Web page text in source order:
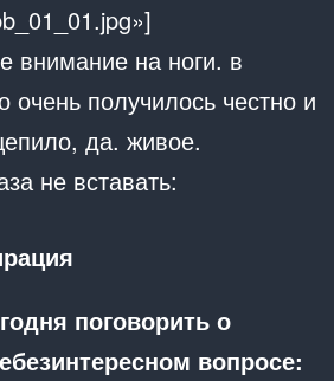
внимание на ноги. в
очень получилось честно и
да. живое.
не вставать:
поговорить о
вопросе: